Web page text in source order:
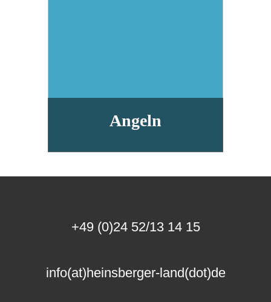
Angeln
+49 (0)24 52/13 14 15
info(at)heinsberger-land(dot)de